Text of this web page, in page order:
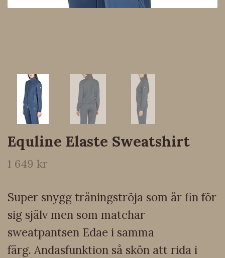
Equline Elaste Sweatshirt
1 649 kr
Super snygg träningströja som är fin för
sig själv men som matchar
sweatpantsen Edae i samma
färg. Andasfunktion så skön att rida i